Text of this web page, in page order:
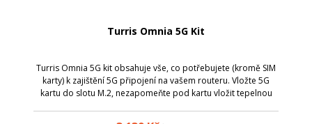
Turris Omnia 5G Kit
Turris Omnia 5G kit obsahuje vše, co potřebujete (kromě SIM
karty) k zajištění 5G připojení na vašem routeru. Vložte 5G
kartu do slotu M.2, nezapomeňte pod kartu vložit tepelnou